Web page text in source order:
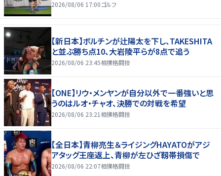
2026/08/06 17:00ゴルフ
【新日本】ボルチンが辻陽太を下し、TAKESHITA
と並ぶ勝ち点10、大岩陵平らが8点で追う
2026/08/06 23:45相撲格闘技
【ONE】リウ・メンヤンが自分以外で一番強いと思
うのはルオ・チャオ、決勝での対戦を希望
2026/08/06 23:21 相撲格闘技
【全日本】青柳亮生＆ライジングHAYATOがアジ
アタッグ王座返上、青柳が左ひざ靱帯損傷で
2026/08/06 22:07相撲格闘技